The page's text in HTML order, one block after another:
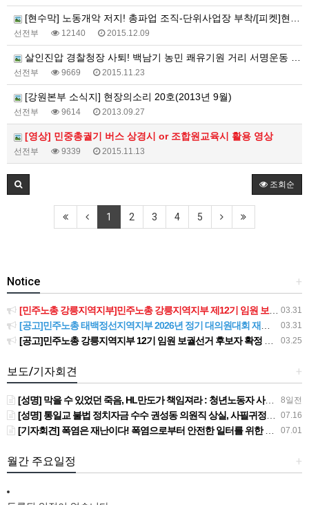
[현수막] 노동개악 저지! 총파업 조직-단위사업장 부착/[피켓]현장 선전전용
선전부 12140 2015.12.09
살인진압 경찰청장 사퇴! 백남기 농민 쾌유기원 거리 서명운동 거리 선전물
선전부 9669 2015.11.23
[강원본부 소식지] 현장의소리 20호(2013년 9월)
선전부 9614 2013.09.27
[영상] 민중총궐기 버스 상경시 or 조합원교육시 활용 영상
선전부 9339 2015.11.13
조회순
1 2 3 4 5
+
Notice
03.31
[민주노총 강릉지역지부]민주노총 강릉지역지부 제12기 임원 보궐선거결과 공고
03.31
[공고]민주노총 태백정선지역지부 2026년 정기 대의원대회 재소집 건
03.25
[공고]민주노총 강릉지역지부 12기 임원 보궐선거 후보자 확정 공고
+
보도/기자회견
8일전
[성명] 막을 수 있었던 죽음, HL만도가 책임져라 : 청년노동자 사망사고의 철저한 진상규명과 재발방지 대책 마련하라
07.16
[성명] 통일교 불법 정치자금 수수 권성동 의원직 상실, 사필귀정이다
07.01
[기자회견] 폭염은 재난이다! 폭염으로부터 안전한 일터를 위한 민주노총 강원지역본부 폭염감시단 선포 기자회견
+
월간 주요일정